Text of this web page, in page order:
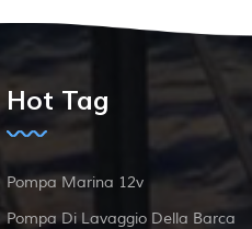
Hot Tag
Pompa Marina 12v
Pompa Di Lavaggio Della Barca